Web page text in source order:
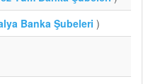
Banka Şubeleri )